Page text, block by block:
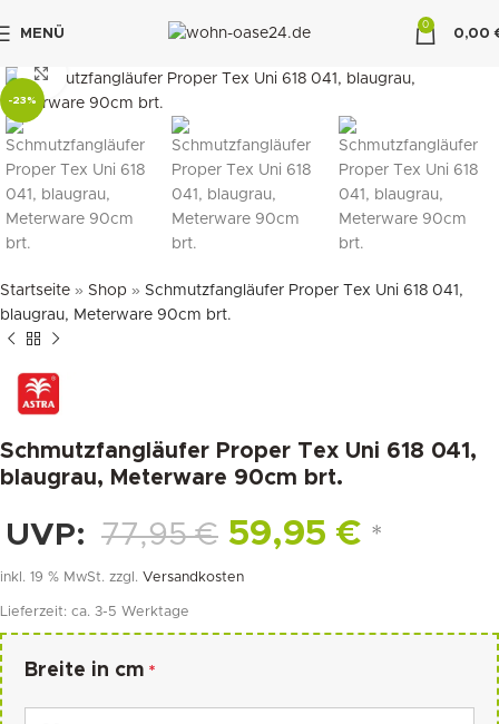
MENÜ
0
0,00
-23%
klicken um zu vergrößern
Startseite » Shop » Schmutzfangläufer Proper Tex Uni 618 041,
blaugrau, Meterware 90cm brt.
Schmutzfangläufer Proper Tex Uni 618 041,
blaugrau, Meterware 90cm brt.
UVP: 77,95€ 59,95 € *
inkl. 19 % MwSt. zzgl. Versandkosten
Lieferzeit: ca. 3-5 Werktage
Breite in cm *